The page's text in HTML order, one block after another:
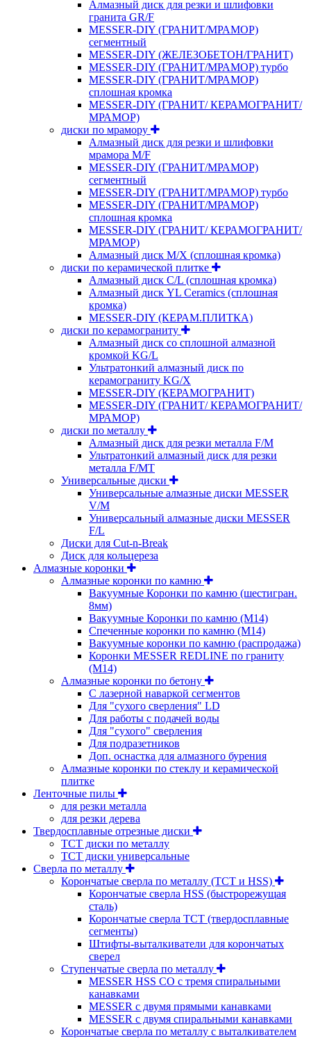
Алмазный диск для резки и шлифовки
гранита GR/F
MESSER-DIY (ГРАНИТ/МРАМОР)
сегментный
MESSER-DIY (ЖЕЛЕЗОБЕТОН/ГРАНИТ)
MESSER-DIY (ГРАНИТ/МРАМОР) турбо
MESSER-DIY (ГРАНИТ/МРАМОР)
сплошная кромка
MESSER-DIY (ГРАНИТ/ КЕРАМОГРАНИТ/
МРАМОР)
диски по мрамору
Алмазный диск для резки и шлифовки
мрамора M/F
MESSER-DIY (ГРАНИТ/МРАМОР)
сегментный
MESSER-DIY (ГРАНИТ/МРАМОР) турбо
MESSER-DIY (ГРАНИТ/МРАМОР)
сплошная кромка
MESSER-DIY (ГРАНИТ/ КЕРАМОГРАНИТ/
МРАМОР)
Алмазный диск M/X (сплошная кромка)
диски по керамической плитке
Алмазный диск C/L (сплошная кромка)
Алмазный диск YL Ceramics (сплошная
кромка)
MESSER-DIY (КЕРАМ.ПЛИТКА)
диски по керамограниту
Алмазный диск со сплошной алмазной
кромкой KG/L
Ультратонкий алмазный диск по
керамограниту KG/X
MESSER-DIY (КЕРАМОГРАНИТ)
MESSER-DIY (ГРАНИТ/ КЕРАМОГРАНИТ/
МРАМОР)
диски по металлу
Алмазный диск для резки металла F/M
Ультратонкий алмазный диск для резки
металла F/MT
Универсальные диски
Универсальные алмазные диски MESSER
V/M
Универсальный алмазные диски MESSER
F/L
Диски для Cut-n-Break
Диск для кольцереза
Алмазные коронки
Алмазные коронки по камню
Вакуумные Коронки по камню (шестигран.
8мм)
Вакуумные Коронки по камню (M14)
Спеченные коронки по камню (M14)
Вакуумные коронки по камню (распродажа)
Коронки MESSER REDLINE по граниту
(М14)
Алмазные коронки по бетону
С лазерной наваркой сегментов
Для "сухого сверления" LD
Для работы с подачей воды
Для "сухого" сверления
Для подразетников
Доп. оснастка для алмазного бурения
Алмазные коронки по стеклу и керамической
плитке
Ленточные пилы
для резки металла
для резки дерева
Твердосплавные отрезные диски
ТСТ диски по металлу
ТСТ диски универсальные
Сверла по металлу
Корончатые сверла по металлу (TCT и HSS)
Корончатые сверла HSS (быстрорежущая
сталь)
Корончатые сверла TCT (твердосплавные
сегменты)
Штифты-выталкиватели для корончатых
сверел
Ступенчатые сверла по металлу
MESSER HSS CО с тремя спиральными
канавками
MESSER с двумя прямыми канавками
MESSER с двумя спиральными канавками
Корончатые сверла по металлу c выталкивателем